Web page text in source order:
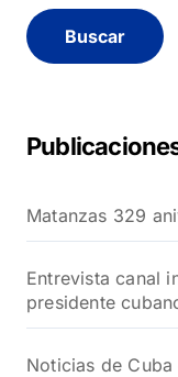
c
a
Matanzas 329
Entrevista canal
presidente
Noticias de